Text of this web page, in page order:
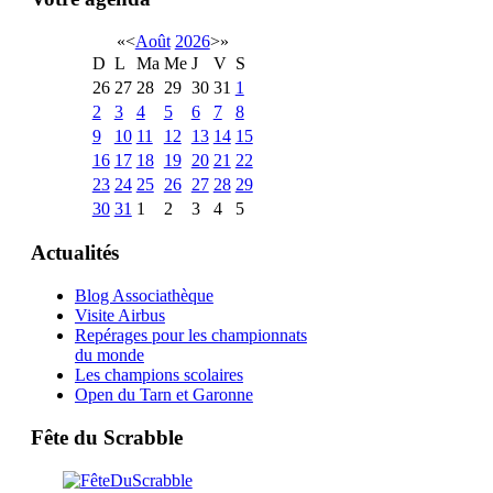
«<Août 2026>»
D L Ma Me J V S
26 27 28 29 30 31 1
2
3 4 5 6 7
8
9
10 11 12 13 14 15
16 17 18 19 20 21 22
23 24 25 26 27 28 29
30 31 1 2 3 4 5
Actualités
Blog Associathèque
Visite Airbus
Repérages pour les championnats
du monde
Les champions scolaires
Open du Tarn et Garonne
Fête du Scrabble